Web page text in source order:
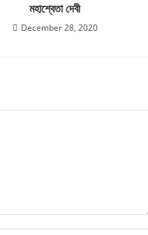
মহাশ্বেতা দেবী
December 28, 2020